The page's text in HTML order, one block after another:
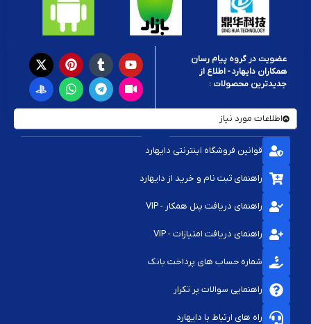
عضویت در گروه پیام رسان
همکاران دایهارد - اطلاع از
جدیدترین محصولات :
اطلاعات مورد نیاز
قوانین فروشگاه اینترنتی دایهارد
راهنمای ثبت نام و خرید از دایهارد
راهنمای دریافت پنل همکار - VIP
راهنمای دریافت امتیازات - VIP
شماره حساب های پرداخت بانک
راهنمایی سوالات پر تکرار
راه های ارتباط با دایهارد